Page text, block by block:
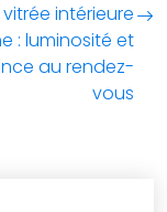
intérieure
: luminosité et
au rendez-
vous